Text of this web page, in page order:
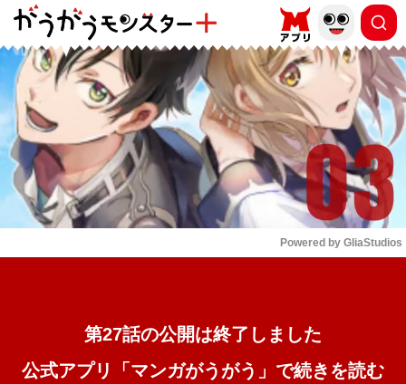
もっと読む
Powered by GliaStudios
第27話の公開は終了しました
公式アプリ「マンガがうがう」で続きを読む